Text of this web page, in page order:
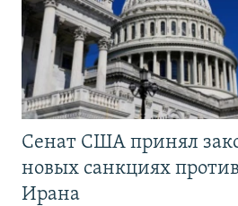
Сенат США принял
новых санкциях
Ирана